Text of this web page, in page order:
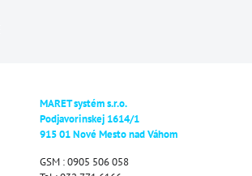
MARET systém s.r.o.
Podjavorinskej 1614/1
915 01 Nové Mesto nad Váhom
GSM : 0905 506 058